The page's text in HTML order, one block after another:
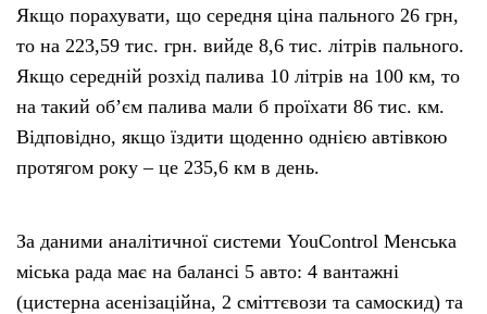
Якщо порахувати, що середня ціна пального 26 грн,
то на 223,59 тис. грн. вийде 8,6 тис. літрів пального.
Якщо середній розхід палива 10 літрів на 100 км, то
на такий об’єм палива мали б проїхати 86 тис. км.
Відповідно, якщо їздити щоденно однією автівкою
протягом року – це 235,6 км в день.
За даними аналітичної системи YouControl Менська
міська рада має на балансі 5 авто: 4 вантажні
(цистерна асенізаційна, 2 сміттєвози та самоскид) та